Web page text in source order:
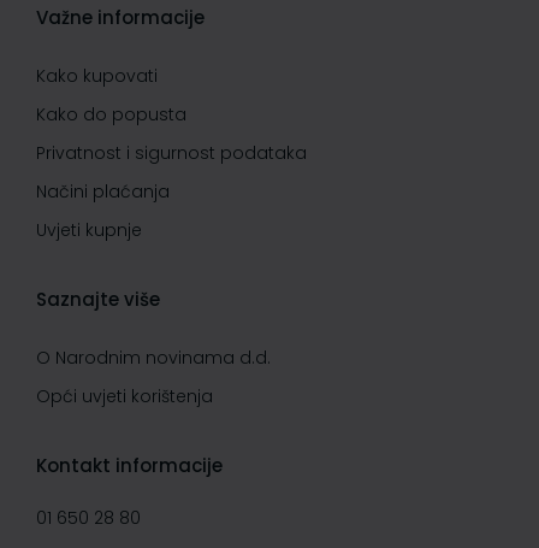
Važne informacije
Kako kupovati
Kako do popusta
Privatnost i sigurnost podataka
Načini plaćanja
Uvjeti kupnje
Saznajte više
O Narodnim novinama d.d.
Opći uvjeti korištenja
Kontakt informacije
01 650 28 80